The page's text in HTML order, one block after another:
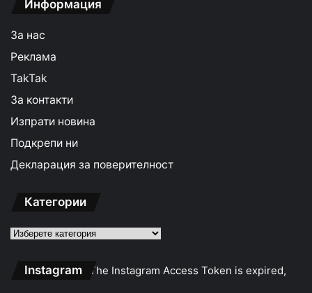
Информация
За нас
Реклама
TakTak
За контакти
Изпрати новина
Подкрепи ни
Декларация за поверителност
Категории
Категории
Instagram The Instagram Access Token is expired,